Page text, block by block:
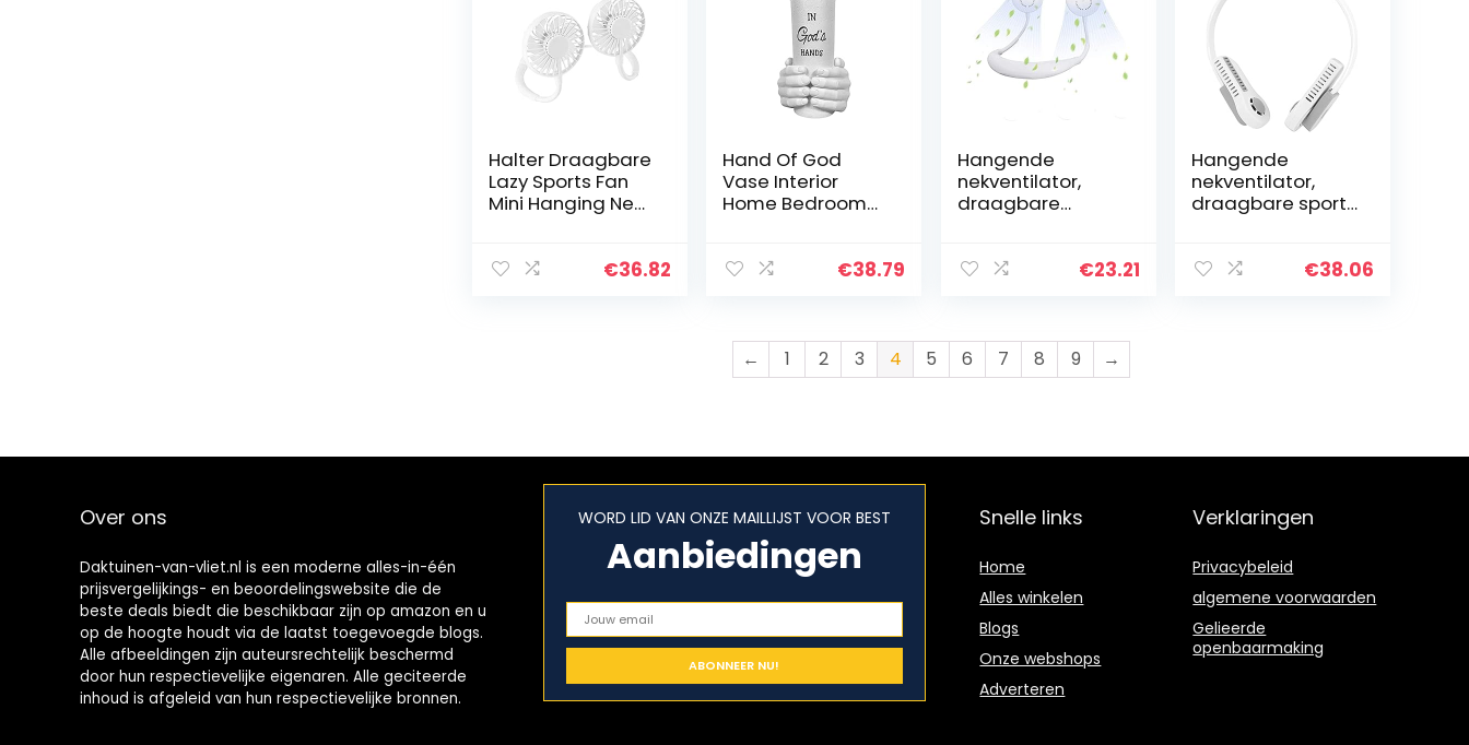
Halter Draagbare
Lazy Sports Fan
Mini Hanging Neck
halter sport fan
€36.82
Hand Of God
Vase Interior
Home Bedroom
Entrance TV
€38.79
Hangende
nekventilator,
draagbare
windhoofd 3
USB Opgeladen…
€23.21
Hangende
nekventilator,
draagbare sport
om de
€38.06
← 1 2 3 4 5 6 7 8 9 →
Over ons
Daktuinen-van-vliet.nl is een moderne alles-in-één
prijsvergelijkings- en beoordelingswebsite die de
beste deals biedt die beschikbaar zijn op amazon en u
op de hoogte houdt via de laatst toegevoegde blogs.
Alle afbeeldingen zijn auteursrechtelijk beschermd
door hun respectievelijke eigenaren. Alle geciteerde
inhoud is afgeleid van hun respectievelijke bronnen.
WORD LID VAN ONZE MAILLIJST VOOR BEST
Aanbiedingen
Snelle links
Home
Alles winkelen
Blogs
Onze webshops
Adverteren
Verklaringen
Privacybeleid
algemene voorwaarden
Gelieerde
openbaarmaking